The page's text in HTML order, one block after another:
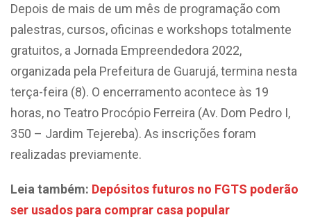
Depois de mais de um mês de programação com
palestras, cursos, oficinas e workshops totalmente
gratuitos, a Jornada Empreendedora 2022,
organizada pela Prefeitura de Guarujá, termina nesta
terça-feira (8). O encerramento acontece às 19
horas, no Teatro Procópio Ferreira (Av. Dom Pedro I,
350 – Jardim Tejereba). As inscrições foram
realizadas previamente.
Leia também: Depósitos futuros no FGTS poderão
ser usados para comprar casa popular